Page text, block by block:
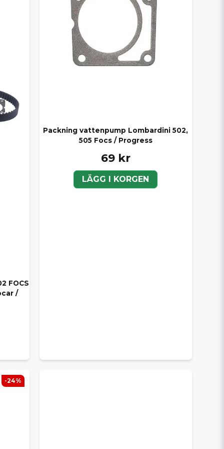
FOCS
/
Packning vattenpump Lombardini 502,
505 Focs / Progress
69 kr
LÄGG I KORGEN
-24%